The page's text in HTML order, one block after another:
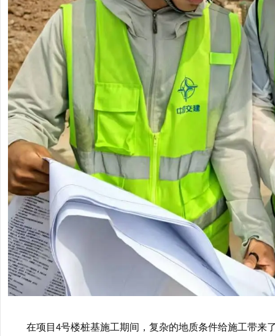
在项目 4号楼桩基施工期间，复杂的地质条件给施工带来